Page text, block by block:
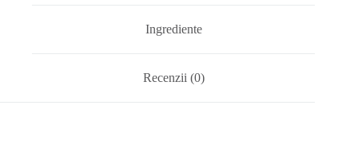
Ingrediente
Recenzii (0)